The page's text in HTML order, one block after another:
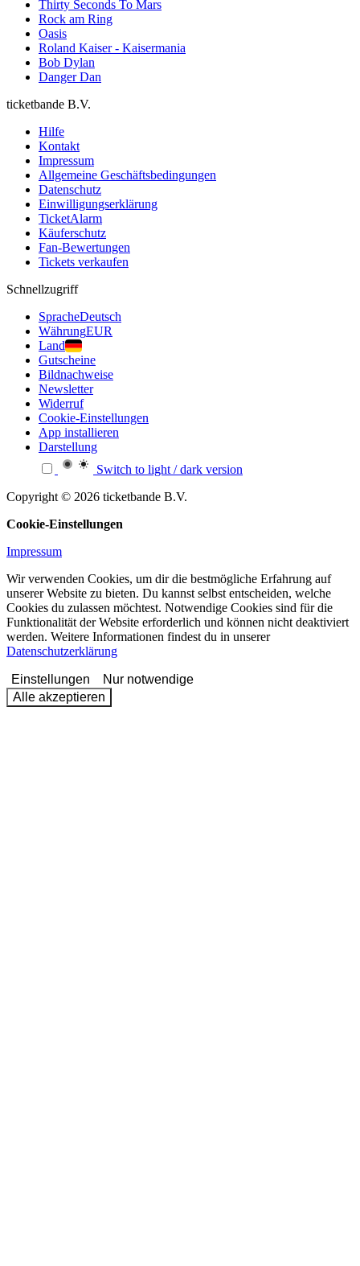
Thirty Seconds To Mars
Rock am Ring
Oasis
Roland Kaiser - Kaisermania
Bob Dylan
Danger Dan
ticketbande B.V.
Hilfe
Kontakt
Impressum
Allgemeine Geschäftsbedingungen
Datenschutz
Einwilligungserklärung
TicketAlarm
Käuferschutz
Fan-Bewertungen
Tickets verkaufen
Schnellzugriff
SpracheDeutsch
WährungEUR
Land
Gutscheine
Bildnachweise
Newsletter
Widerruf
Cookie-Einstellungen
App installieren
Darstellung
Switch to light / dark version
Copyright © 2026 ticketbande B.V.
Cookie-Einstellungen
Impressum
Wir verwenden Cookies, um dir die bestmögliche Erfahrung auf
unserer Website zu bieten. Du kannst selbst entscheiden, welche
Cookies du zulassen möchtest. Notwendige Cookies sind für die
Funktionalität der Website erforderlich und können nicht deaktiviert
werden. Weitere Informationen findest du in unserer
Datenschutzerklärung
Einstellungen
Nur notwendige
Alle akzeptieren